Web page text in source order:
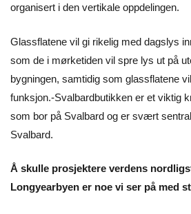
organisert i den vertikale oppdelingen.
Glassflatene vil gi rikelig med dagslys
som de i mørketiden vil spre lys ut på
bygningen, samtidig som glassflatene
funksjon.-Svalbardbutikken er et viktig
som bor på Svalbard og er svært
Svalbard.
Å skulle prosjektere verdens
Longyearbyen er noe vi ser på med